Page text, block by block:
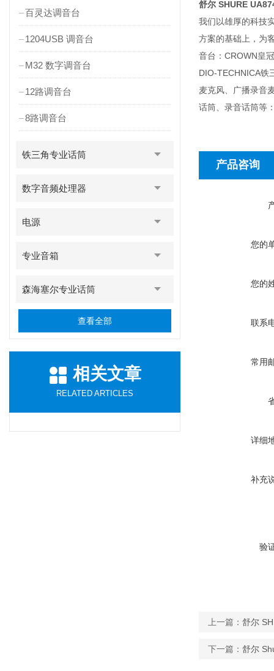
百灵达调音台
1204USB 调音台
M32 数字调音台
12路调音台
8路调音台
铁三角专业话筒
数字音频处理器
电源
专业音箱
森海塞尔专业话筒
查看全部
相关文章
RELATED ARTICLES
舒尔 SHURE
我们以雄厚的科技
方案的基础上，为
音台：CROWN皇
DIO-TECHNICA铁
麦克风、广播录音
话筒、录音话筒等
产品咨询
您的
您的
联系
常用
详细
补充
验
上一篇： 舒尔
下一篇： 舒尔